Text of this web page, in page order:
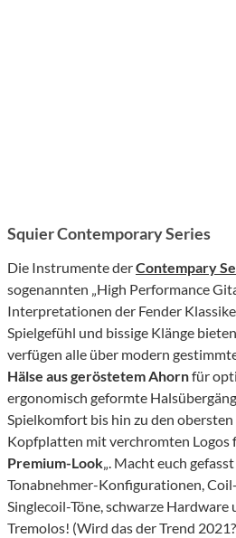
Squier Contemporary Series
Die Instrumente derContempary
sogenannten „High Performance
Interpretationen der Fender
Spielgefühl und bissige Klänge
verfügen alle über modern
Hälse aus geröstetem Ahornfür
ergonomisch geformte
Spielkomfort bis hin zu den
Kopfplatten mit verchromten Logos
Premium-Look„. Macht euch
Tonabnehmer-Konfigurationen,
Singlecoil-Töne, schwarze Hardware
Tremolos! (Wird das der Trend